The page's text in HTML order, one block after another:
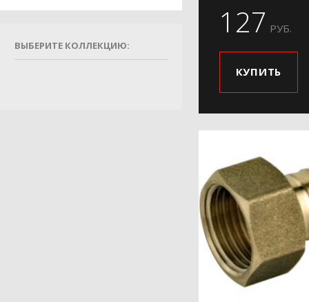
ВЫБЕРИТЕ КОЛЛЕКЦИЮ:
127 РУБ.
КУПИТЬ